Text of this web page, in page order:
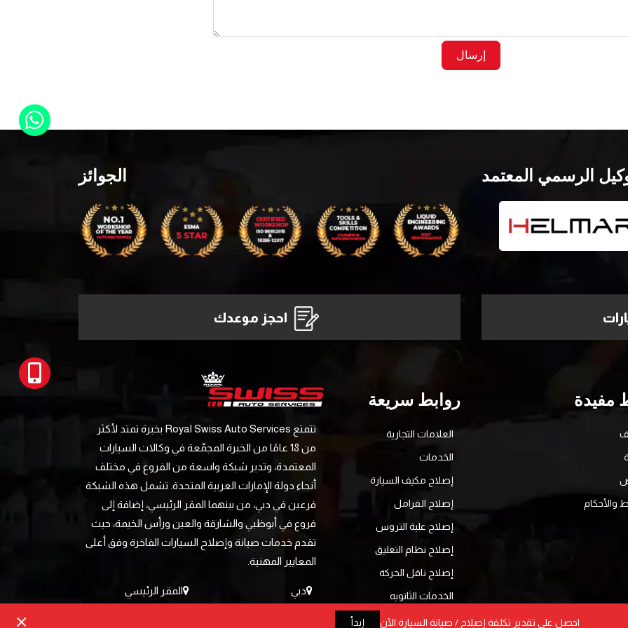
إرسال
الجوائز الرسمي المعتمد
احجز موعدك
تتمتع Royal Swiss Auto Services بخبرة تمتد لأكثر
من 18 عامًا من الخبرة المجمّعة في وكالات السيارات
المعتمدة، وتدير شبكة واسعة من الفروع في مختلف
أنحاء دولة الإمارات العربية المتحدة. تشمل هذه الشبكة
فرعين في دبي، من بينهما المقر الرئيسي، إضافة إلى
فروع في أبوظبي والشارقة والعين ورأس الخيمة، حيث
تقدم خدمات صيانة وإصلاح السيارات الفاخرة وفق أعلى
المعايير المهنية.
المقر الرئيسي دبي
روابط سريعة
العلامات التجارية
الخدمات
إصلاح مكيف السيارة
إصلاح الفرامل
إصلاح علبة التروس
إصلاح نظام التعليق
إصلاح ناقل الحركة
الخدمات الثانويه
الصيانة الرئيسية
مفيدة
والأحكام
احصل على تقدير تكلفة إصلاح / صيانة السيارة الآن إبدأ ×